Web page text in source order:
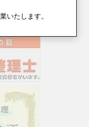
いたします。